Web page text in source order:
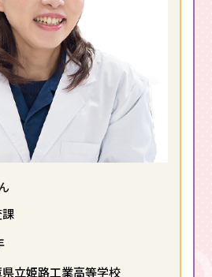
立姫路工業高等学校